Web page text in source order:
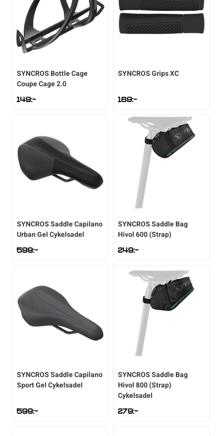
Flaskor & flaskställ
Packväskor
Pakethållare
Ringklockor
Stänkskärmar
Verktyg & reparation
Övriga cykeltillbehör
SYNCROS Bottle Cage
Coupe Cage 2.0
149:-
SYNCROSGrips XC
169:-
SYNCROSSaddle Capilano
Urban Gel Cykelsadel
599:-
SYNCROSSaddle Bag
Hivol 600 (Strap)
249:-
SYNCROSSaddle Capilano
Sport Gel Cykelsadel
599:-
SYNCROSSaddle Bag
Hivol 800 (Strap)
Cykelsadel
279:-